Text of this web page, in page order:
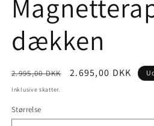
dækken
Normalpris
2.995,00 DKK Udsalgspris
2.695,00 DKK
Inklusive skatter.
Størrelse